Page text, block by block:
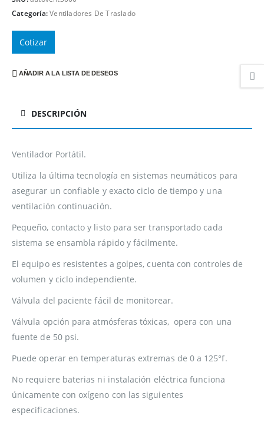
Categoría:Ventiladores De Traslado
Cotizar
AÑADIR A LA LISTA DE DESEOS
DESCRIPCIÓN
Ventilador Portátil.
Utiliza la última tecnología en sistemas neumáticos para
asegurar un confiable y exacto ciclo de tiempo y una
ventilación continuación.
Pequeño, contacto y listo para ser transportado cada
sistema se ensambla rápido y fácilmente.
El equipo es resistentes a golpes, cuenta con controles de
volumen y ciclo independiente.
Válvula del paciente fácil de monitorear.
Válvula opción para atmósferas tóxicas, opera con una
fuente de 50 psi.
Puede operar en temperaturas extremas de 0 a 125°f.
No requiere baterias ni instalación eléctrica funciona
únicamente con oxígeno con las siguientes
especificaciones.